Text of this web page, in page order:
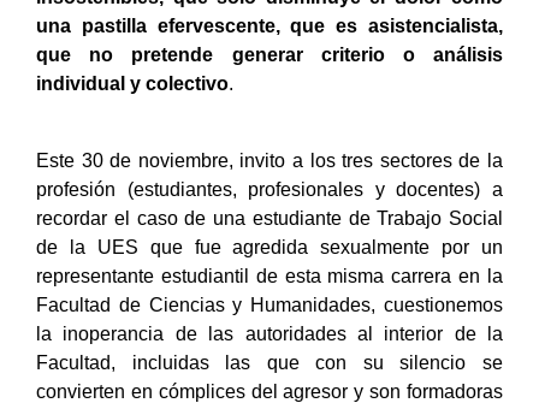
una pastilla efervescente, que es asistencialista,
que no pretende generar criterio o análisis
individual y colectivo.
Este 30 de noviembre, invito a los tres sectores de la
profesión (estudiantes, profesionales y docentes) a
recordar el caso de una estudiante de Trabajo Social
de la UES que fue agredida sexualmente por un
representante estudiantil de esta misma carrera en la
Facultad de Ciencias y Humanidades, cuestionemos
la inoperancia de las autoridades al interior de la
Facultad, incluidas las que con su silencio se
convierten en cómplices del agresor y son formadoras